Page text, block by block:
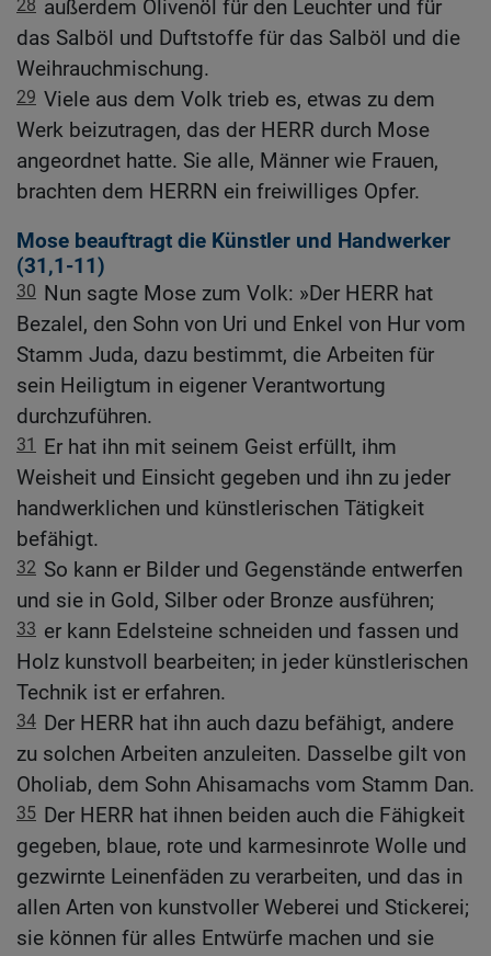
28 außerdem Olivenöl für den Leuchter und für
das Salböl und Duftstoffe für das Salböl und die
Weihrauchmischung.
29 Viele aus dem Volk trieb es, etwas zu dem
Werk beizutragen, das der HERR durch Mose
angeordnet hatte. Sie alle, Männer wie Frauen,
brachten dem HERRN ein freiwilliges Opfer.
Mose beauftragt die Künstler und Handwerker
(31,1-11)
30 Nun sagte Mose zum Volk: »Der HERR hat
Bezalel, den Sohn von Uri und Enkel von Hur vom
Stamm Juda, dazu bestimmt, die Arbeiten für
sein Heiligtum in eigener Verantwortung
durchzuführen.
31 Er hat ihn mit seinem Geist erfüllt, ihm
Weisheit und Einsicht gegeben und ihn zu jeder
handwerklichen und künstlerischen Tätigkeit
befähigt.
32 So kann er Bilder und Gegenstände entwerfen
und sie in Gold, Silber oder Bronze ausführen;
33 er kann Edelsteine schneiden und fassen und
Holz kunstvoll bearbeiten; in jeder künstlerischen
Technik ist er erfahren.
34 Der HERR hat ihn auch dazu befähigt, andere
zu solchen Arbeiten anzuleiten. Dasselbe gilt von
Oholiab, dem Sohn Ahisamachs vom Stamm Dan.
35 Der HERR hat ihnen beiden auch die Fähigkeit
gegeben, blaue, rote und karmesinrote Wolle und
gezwirnte Leinenfäden zu verarbeiten, und das in
allen Arten von kunstvoller Weberei und Stickerei;
sie können für alles Entwürfe machen und sie